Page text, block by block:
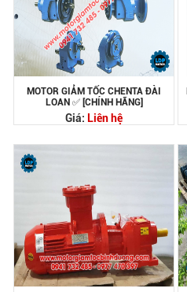
MOTOR GIẢM TỐC CHENTA ĐÀI
LOAN ✅ [CHÍNH HÃNG]
Giá: Liên hệ